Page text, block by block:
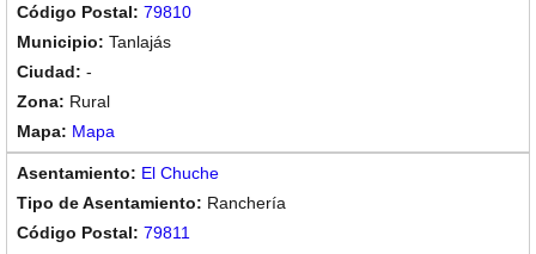
79810
Tanlajás
-
Rural
Mapa
El Chuche
Ranchería
79811